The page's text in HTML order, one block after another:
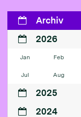
Archiv
2026
Jan Feb
Jul Aug
2025
2024